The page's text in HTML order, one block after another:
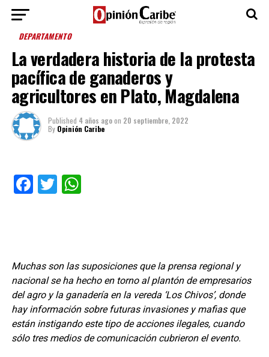
DEPARTAMENTO
La verdadera historia de la protesta
pacífica de ganaderos y
agricultores en Plato, Magdalena
Published 4 años agoon 20 septiembre, 2022
By Opinión Caribe
Facebook
TwitterWhatsApp
Muchas son las suposiciones que la prensa regional y
nacional se ha hecho en torno al plantón de empresarios
del agro y la ganadería en la vereda ‘Los Chivos’, donde
hay información sobre futuras invasiones y mafias que
están instigando este tipo de acciones ilegales, cuando
sólo tres medios de comunicación cubrieron el evento.